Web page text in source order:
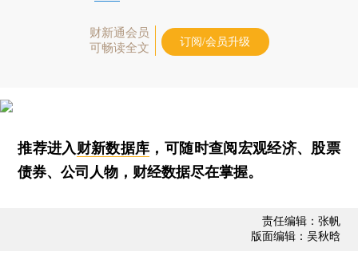
财新通会员
可畅读全文
订阅/会员升级
推荐进入财新数据库 ，可随时查阅宏观经济、股票
债券、公司人物，财经数据尽在掌握。
责任编辑：张帆
版面编辑：吴秋晗